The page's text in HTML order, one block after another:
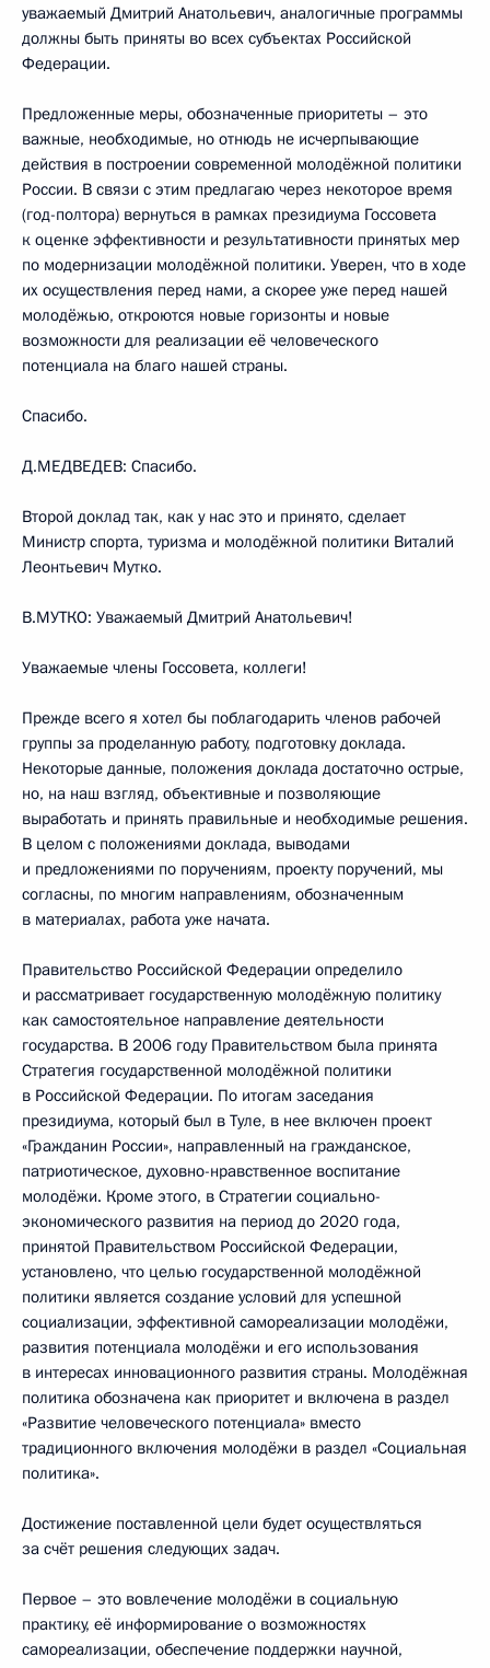
уважаемый Дмитрий Анатольевич, аналогичные программы
должны быть приняты во всех субъектах Российской
Федерации.
Предложенные меры, обозначенные приоритеты – это
важные, необходимые, но отнюдь не исчерпывающие
действия в построении современной молодёжной политики
России. В связи с этим предлагаю через некоторое время
(год-полтора) вернуться в рамках президиума Госсовета
к оценке эффективности и результативности принятых мер
по модернизации молодёжной политики. Уверен, что в ходе
их осуществления перед нами, а скорее уже перед нашей
молодёжью, откроются новые горизонты и новые
возможности для реализации её человеческого
потенциала на благо нашей страны.
Спасибо.
Д.МЕДВЕДЕВ: Спасибо.
Второй доклад так, как у нас это и принято, сделает
Министр спорта, туризма и молодёжной политики Виталий
Леонтьевич Мутко.
В.МУТКО: Уважаемый Дмитрий Анатольевич!
Уважаемые члены Госсовета, коллеги!
Прежде всего я хотел бы поблагодарить членов рабочей
группы за проделанную работу, подготовку доклада.
Некоторые данные, положения доклада достаточно острые,
но, на наш взгляд, объективные и позволяющие
выработать и принять правильные и необходимые решения.
В целом с положениями доклада, выводами
и предложениями по поручениям, проекту поручений, мы
согласны, по многим направлениям, обозначенным
в материалах, работа уже начата.
Правительство Российской Федерации определило
и рассматривает государственную молодёжную политику
как самостоятельное направление деятельности
государства. В 2006 году Правительством была принята
Стратегия государственной молодёжной политики
в Российской Федерации. По итогам заседания
президиума, который был в Туле, в нее включен проект
«Гражданин России», направленный на гражданское,
патриотическое, духовно-нравственное воспитание
молодёжи. Кроме этого, в Стратегии социально-
экономического развития на период до 2020 года,
принятой Правительством Российской Федерации,
установлено, что целью государственной молодёжной
политики является создание условий для успешной
социализации, эффективной самореализации молодёжи,
развития потенциала молодёжи и его использования
в интересах инновационного развития страны. Молодёжная
политика обозначена как приоритет и включена в раздел
«Развитие человеческого потенциала» вместо
традиционного включения молодёжи в раздел «Социальная
политика».
Достижение поставленной цели будет осуществляться
за счёт решения следующих задач.
Первое – это вовлечение молодёжи в социальную
практику, её информирование о возможностях
самореализации, обеспечение поддержки научной,